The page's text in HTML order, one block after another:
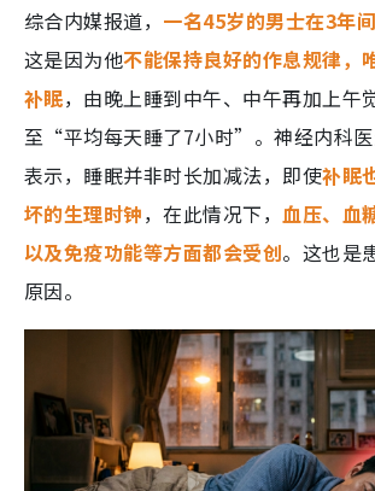
综合内媒报道， 一名45岁的男士在3年
这是因为他不能保持良好的作息规律，
补眠，由晚上睡到中午、中午再加上午
至“平均每天睡了7小时”。神经内科
表示，睡眠并非时长加减法，即使补眠
坏的生理时钟，在此情况下，血压、血
以及免疫功能等方面都会受创。这也是
原因。